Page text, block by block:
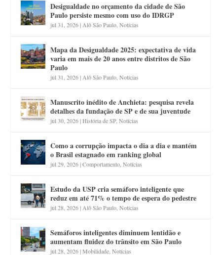
Desigualdade no orçamento da cidade de São
Paulo persiste mesmo com uso do IDRGP
jul 31, 2026| Alô São Paulo ,Notícias
Mapa da Desigualdade 2025: expectativa de vida
varia em mais de 20 anos entre distritos de São
Paulo
jul 31, 2026| Alô São Paulo ,Notícias
Manuscrito inédito de Anchieta: pesquisa revela
detalhes da fundação de SP e de sua juventude
jul 30, 2026|História de SP,Notícias
Como a corrupção impacta o dia a dia e mantém
o Brasil estagnado em ranking global
jul 29, 2026|Comportamento ,Notícias
Estudo da USP cria semáforo inteligente que
reduz em até 71% o tempo de espera do pedestre
jul 28, 2026| Alô São Paulo ,Notícias
Semáforos inteligentes diminuem lentidão e
aumentam fluidez do trânsito em São Paulo
jul 28, 2026|Mobilidade ,Notícias